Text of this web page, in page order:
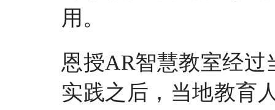
用。
恩授AR智慧教室经过
实践之后，当地教育